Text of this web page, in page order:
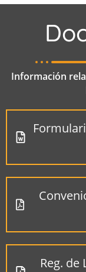
Información
Reg. de